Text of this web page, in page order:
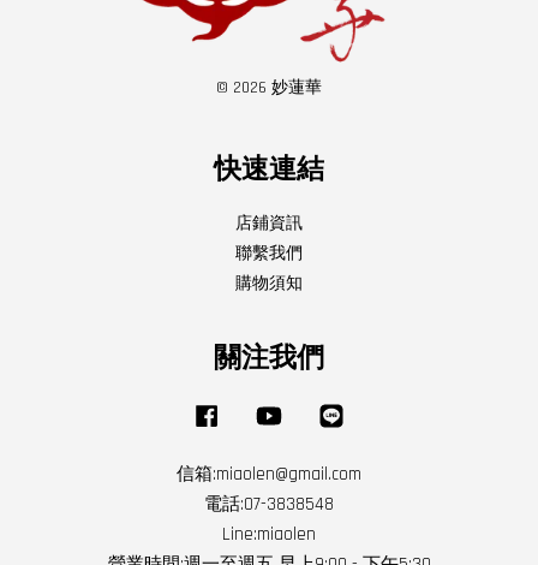
© 2026 妙蓮華
快速連結
店鋪資訊
聯繫我們
購物須知
關注我們
Facebook YouTube
信箱:miaolen@gmail.com
電話:07-3838548
Line:miaolen